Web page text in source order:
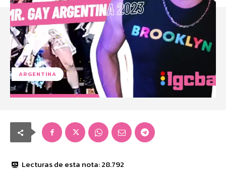
ARGENTINA
Lecturas de esta nota:28.792